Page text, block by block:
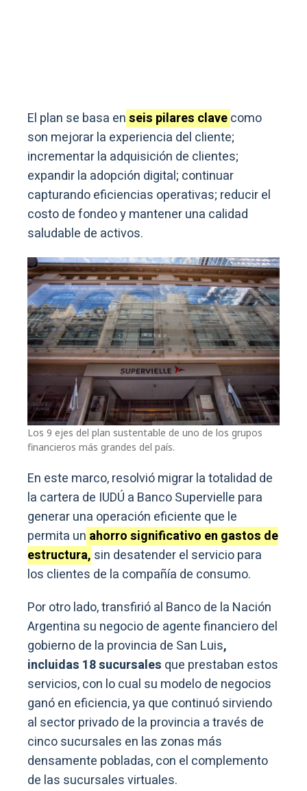
El plan se basa enseis pilares clavecomo
son mejorar la experiencia del cliente;
incrementar la adquisición de clientes;
expandir la adopción digital; continuar
capturando eficiencias operativas; reducir el
costo de fondeo y mantener una calidad
saludable de activos.
Los 9 ejes del plan sustentable de uno de los grupos
financieros más grandes del país.
En este marco, resolvió migrar la totalidad de
la cartera de IUDÚ a Banco Supervielle para
generar una operación eficiente que le
permita un ahorro significativo en gastos de
estructura, sin desatender el servicio para
los clientes de la compañía de consumo.
Por otro lado, transfirió al Banco de la Nación
Argentina su negocio de agente financiero del
gobierno de la provincia de San Luis,
incluidas 18 sucursales que prestaban estos
servicios, con lo cual su modelo de negocios
ganó en eficiencia, ya que continuó sirviendo
al sector privado de la provincia a través de
cinco sucursales en las zonas más
densamente pobladas, con el complemento
de las sucursales virtuales.